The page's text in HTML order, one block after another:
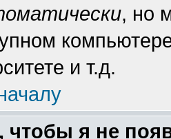
, но
и т.д.
чтобы я не